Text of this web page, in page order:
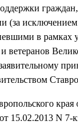
(за
в рамках
и ветеранов
15.02.2013 N 7-